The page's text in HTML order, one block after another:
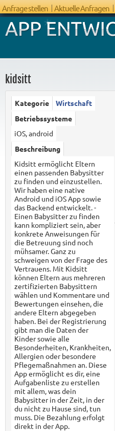
Anfrage stellen Aktuelle Anfragen
kidsitt
Kategorie
Wirtschaft
Betriebssysteme
iOS, android
Beschreibung
Kidsitt ermöglicht Eltern
einen passenden Babysitter
zu finden und einzustellen.
Wir haben eine native
Android und iOS App sowie
das Backend entwickelt. -
Einen Babysitter zu finden
kann kompliziert sein, aber
konkrete Anweisungen für
die Betreuung sind noch
mühsamer. Ganz zu
schweigen von der Frage des
Vertrauens. Mit Kidsitt
können Eltern aus mehreren
zertifizierten Babysittern
wählen und Kommentare und
Bewertungen einsehen, die
andere Eltern abgegeben
haben. Bei der Registrierung
gibt man die Daten der
Kinder sowie alle
Besonderheiten, Krankheiten,
Allergien oder besondere
Pflegemaßnahmen an. Diese
App ermöglicht es dir, eine
Aufgabenliste zu erstellen
mit allem, was dein
Babysitter in der Zeit, in der
du nicht zu Hause sind, tun
muss. Die Bezahlung erfolgt
direkt in der App.